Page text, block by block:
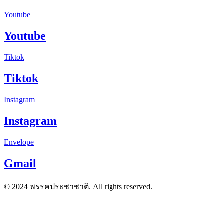
Youtube
Youtube
Tiktok
Tiktok
Instagram
Instagram
Envelope
Gmail
© 2024 พรรคประชาชาติ. All rights reserved.